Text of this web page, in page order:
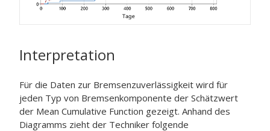
Interpretation
Für die Daten zur Bremsenzuverlässigkeit wird für
jeden Typ von Bremsenkomponente der Schätzwert
der Mean Cumulative Function gezeigt. Anhand des
Diagramms zieht der Techniker folgende